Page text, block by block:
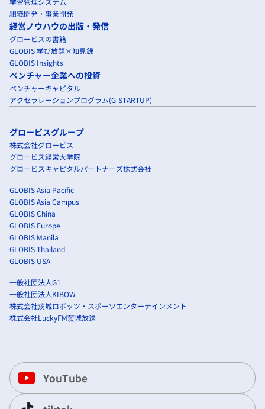
組織開発・事業開発
経営ノウハウの出版・発信
グロービスの書籍
GLOBIS 学び放題×知見録
GLOBIS Insights
ベンチャー企業への投資
ベンチャーキャピタル
アクセラレーションプログラム(G-STARTUP)
グロービスグループ
株式会社グロービス
グロービス経営大学院
グロービスキャピタルパートナーズ株式会社
GLOBIS Asia Pacific
GLOBIS Asia Campus
GLOBIS China
GLOBIS Europe
GLOBIS Manila
GLOBIS Thailand
GLOBIS USA
一般社団法人G1
一般社団法人KIBOW
株式会社茨城ロボッツ・スポーツエンターテインメント
株式会社LuckyFM茨城放送
YouTube